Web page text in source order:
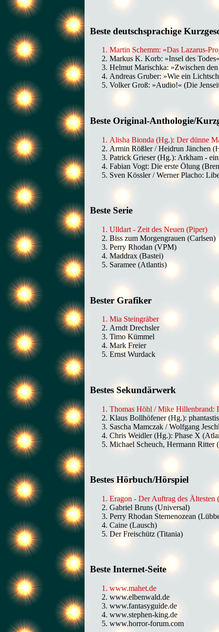
Beste deutschsprachige
Martin Schemm: »Das Lazarus-
Markus K. Korb: »Insel des
Helmut Marischka: »Zwischen
Andreas Gruber: »Wie ein
Volker Groß: »Audio!« (Die
Beste Original-Anthologie/
Alisha Bionda (Hg.): Der dünne
Armin Rößler / Heidrun Jänchen
Patrick Grieser (Hg.): Arkham -
Fabian Vogt: Die erste Ölung
Sven Kössler / Werner Placho:
Beste Serie
Ulldart - Zeit des Neuen (Piper)
Biss zum Morgengrauen (Carlsen)
Perry Rhodan (VPM)
Maddrax (Bastei)
Saramee (Atlantis)
Bester Grafiker
Mia Steingräber
Arndt Drechsler
Timo Kümmel
Mark Freier
Ernst Wurdack
Bestes Sekundärwerk
Thomas Höhl / Mike Hillenbrand:
Klaus Bollhöfener (Hg.):
Sascha Mamczak / Wolfgang
Chris Weidler (Hg.): Phase X
Michael Scheuch, Hermann Ritter
Bestes Hörbuch/Hörspiel
Eragon - Der Auftrag des Ältesten
Gabriel Bruns (Universal)
Perry Rhodan Sternenozean
Caine (Lausch)
Der Freischütz (Titania)
Beste Internet-Seite
www.mahet.de
www.elbenwald.de
www.fantasyguide.de
www.stephen-king.de
www.horror-forum.com